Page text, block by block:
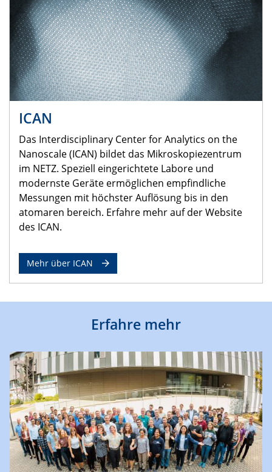
ICAN
Das Interdisciplinary Center for Analytics on the
Nanoscale (ICAN) bildet das Mikroskopiezentrum
im NETZ. Speziell eingerichtete Labore und
modernste Geräte ermöglichen empfindliche
Messungen mit höchster Auflösung bis in den
atomaren bereich. Erfahre mehr auf der Website
des ICAN.
Mehr über ICAN
Erfahre mehr